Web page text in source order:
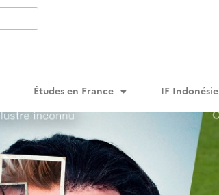
Études en France IF Indonésie